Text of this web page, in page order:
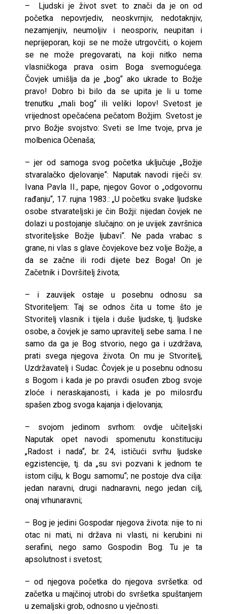
– Ljudski je život svet: to znači da je on od
početka nepovrjediv, neoskvrnjiv, nedotaknjiv,
nezamjenjiv, neumoljiv i neosporiv, neupitan i
neprijeporan, koji se ne može utrgovčiti, o kojem
se ne može pregovarati, na koji nitko nema
vlasničkoga prava osim Boga svemogućega.
Čovjek umišlja da je „bog“ ako ukrade to Božje
pravo! Dobro bi bilo da se upita je li u tome
trenutku „mali bog“ ili veliki lopov! Svetost je
vrijednost opečaćena pečatom Božjim. Svetost je
prvo Božje svojstvo: Sveti se Ime tvoje, prva je
molbenica Očenaša;
– jer od samoga svog početka uključuje „Božje
stvaralačko djelovanje“: Naputak navodi riječi sv.
Ivana Pavla II., pape, njegov Govor o „odgovornu
rađanju“, 17. rujna 1983.: „U početku svake ljudske
osobe stvarateljski je čin Božji: nijedan čovjek ne
dolazi u postojanje slučajno: on je uvijek završnica
stvoriteljske Božje ljubavi“. Ne pada vrabac s
grane, ni vlas s glave čovjekove bez volje Božje, a
da se začne ili rodi dijete bez Boga! On je
Začetnik i Dovršitelj života;
– i zauvijek ostaje u posebnu odnosu sa
Stvoriteljem: Taj se odnos čita u tome što je
Stvoritelj vlasnik i tijela i duše ljudske, tj. ljudske
osobe, a čovjek je samo upravitelj sebe sama. I ne
samo da ga je Bog stvorio, nego ga i uzdržava,
prati svega njegova života. On mu je Stvoritelj,
Uzdržavatelj i Sudac. Čovjek je u posebnu odnosu
s Bogom i kada je po pravdi osuđen zbog svoje
zloće i neraskajanosti, i kada je po milosrđu
spašen zbog svoga kajanja i djelovanja;
– svojom jedinom svrhom: ovdje učiteljski
Naputak opet navodi spomenutu konstituciju
„Radost i nada“, br. 24, ističući svrhu ljudske
egzistencije, tj. da „su svi pozvani k jednom te
istom cilju, k Bogu samomu“; ne postoje dva cilja:
jedan naravni, drugi nadnaravni, nego jedan cilj,
onaj vrhunaravni;
– Bog je jedini Gospodar njegova života: nije to ni
otac ni mati, ni država ni vlasti, ni kerubini ni
serafini, nego samo Gospodin Bog. Tu je ta
apsolutnost i svetost;
– od njegova početka do njegova svršetka: od
začetka u majčinoj utrobi do svršetka spuštanjem
u zemaljski grob, odnosno u vječnosti.